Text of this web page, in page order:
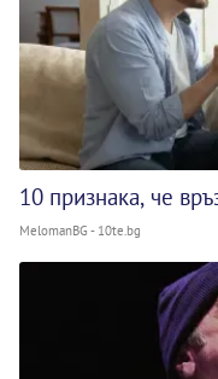
10 признака, че
MelomanBG - 10te.bg